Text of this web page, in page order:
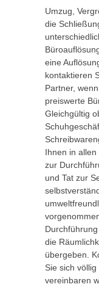
Umzug,
die
eine
kontaktieren
Partner,
preiswerte
Gleichgültig
Ihnen in
zur
und Tat zur
die
übergeben.
Sie sich
vereinbaren